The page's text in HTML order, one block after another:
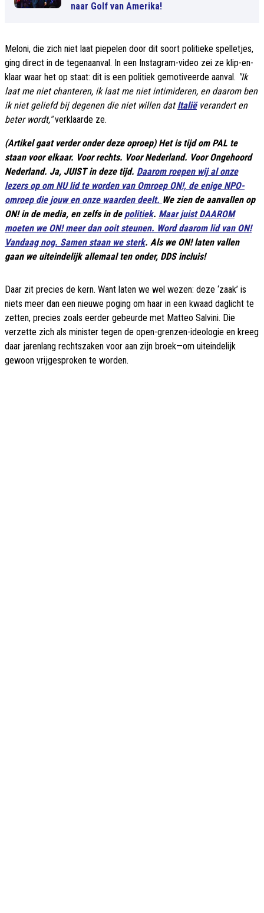
naar Golf van Amerika!
Meloni, die zich niet laat piepelen door dit soort politieke spelletjes,
ging direct in de tegenaanval. In een Instagram-video zei ze klip-en-
klaar waar het op staat: dit is een politiek gemotiveerde aanval. "Ik
laat me niet chanteren, ik laat me niet intimideren, en daarom ben
ik niet geliefd bij degenen die niet willen dat Italiëverandert en
beter wordt,"verklaarde ze.
(Artikel gaat verder onder deze oproep) Het is tijd om PAL te
staan voor elkaar. Voor rechts. Voor Nederland. Voor Ongehoord
Nederland. Ja, JUIST in deze tijd. Daarom roepen wij al onze
lezers op om NU lid te worden van Omroep ON!, de enige NPO-
omroep die jouw en onze waarden deelt. We zien de aanvallen op
ON! in de media, en zelfs in de politiek. Maar juist DAAROM
moeten we ON! meer dan ooit steunen. Word daarom lid van ON!
Vandaag nog. Samen staan we sterk. Als we ON! laten vallen
gaan we uiteindelijk allemaal ten onder, DDS incluis!
Daar zit precies de kern. Want laten we wel wezen: deze ‘zaak’ is
niets meer dan een nieuwe poging om haar in een kwaad daglicht te
zetten, precies zoals eerder gebeurde met Matteo Salvini. Die
verzette zich als minister tegen de open-grenzen-ideologie en kreeg
daar jarenlang rechtszaken voor aan zijn broek—om uiteindelijk
gewoon vrijgesproken te worden.